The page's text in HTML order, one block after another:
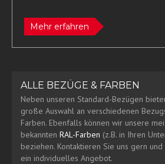
Mehr erfahren
ALLE BEZÜGE & FARBEN
Neben unseren Standard-Bezügen
große Auswahl an verschiedenen
Farben. Ebenfalls können wir unsere
bekannten RAL-Farben (z.B. in Ihren
beziehen. Kontaktieren Sie uns gern
ein individuelles Angebot.